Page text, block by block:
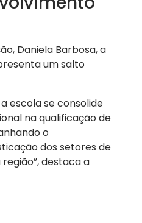
Daniela Barbosa, a
um salto
escola se consolide
na qualificação de
o
dos setores de
destaca a